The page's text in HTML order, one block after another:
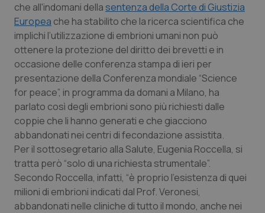
Calabria
Campania
Emilia-Romagna
Friuli Venezia Giulia
Lazio
Liguria
Lombardia
Asma & BPCO
Car-T
Colesterolo & coronaropatie
Dermatite Atopica
Diabete & glucometri
Disturbi dell’umore
Dolore
che all'indomani dellasentenza della Corte di Giustizia
Europea che ha stabilito che la ricerca scientifica che
implichi l’utilizzazione di embrioni umani non può
ottenere la protezione del diritto dei brevetti e in
occasione delle conferenza stampa di ieri per
presentazione della Conferenza mondiale “Science
for peace”, in programma da domani a Milano, ha
parlato così degli embrioni sono più richiesti dalle
coppie che li hanno generati e che giacciono
abbandonati nei centri di fecondazione assistita.
Per il sottosegretario alla Salute, Eugenia Roccella, si
tratta però “solo di una richiesta strumentale”.
Secondo Roccella, infatti, “è proprio l'esistenza di quei
milioni di embrioni indicati dal Prof. Veronesi,
abbandonati nelle cliniche di tutto il mondo, anche nei